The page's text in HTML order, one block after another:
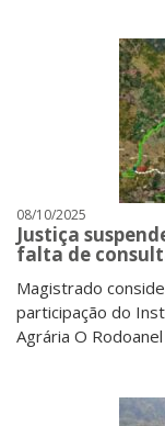
08/10/2025
Justiça
falta de
Magistrado
participação do
Agrária O Rodoanel